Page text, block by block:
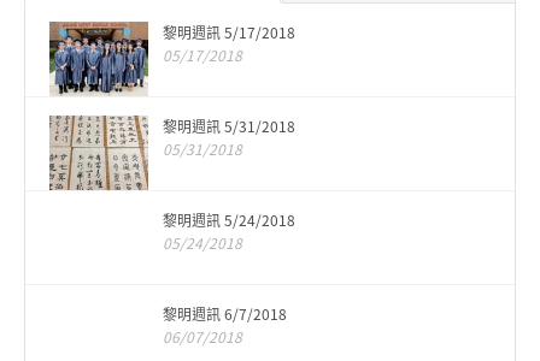
黎明週訊 5/17/2018
05/17/2018
黎明週訊 5/31/2018
05/31/2018
黎明週訊 5/24/2018
05/24/2018
黎明週訊 6/7/2018
06/07/2018